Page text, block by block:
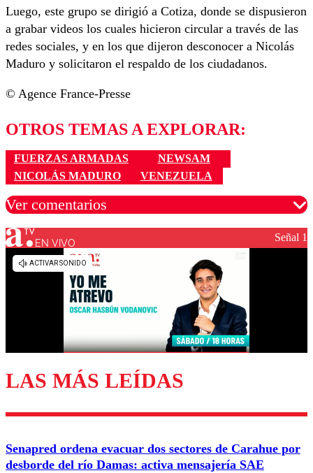
Luego, este grupo se dirigió a Cotiza, donde se dispusieron
a grabar videos los cuales hicieron circular a través de las
redes sociales, y en los que dijeron desconocer a Nicolás
Maduro y solicitaron el respaldo de los ciudadanos.
© Agence France-Presse
OTROS TEMAS A EXPLORAR:
FUERZAS ARMADAS
NEWSAM
NICOLÁS MADURO
VENEZUELA
Ver comentarios
Los comentarios son moderados para garantizar un
diálogo respetuoso.
Enviar comentario
EN VIVO Señal 1
LAS MÁS LEÍDAS
Senapred ordena evacuar dos sectores de Carahue por
desborde del río Damas: activa mensajería SAE